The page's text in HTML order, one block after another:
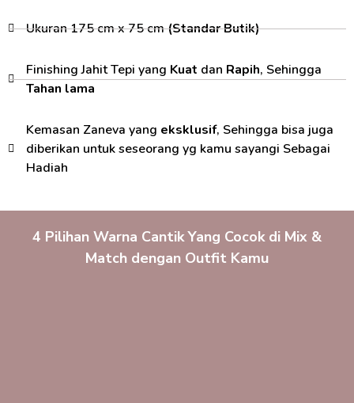
Ukuran 175 cm x 75 cm(Standar Butik)
Finishing Jahit Tepi yang Kuat dan Rapih, Sehingga
Tahan lama
Kemasan Zaneva yang eksklusif, Sehingga bisa juga
diberikan untuk seseorang yg kamu sayangi Sebagai
Hadiah
4 Pilihan Warna Cantik Yang Cocok di Mix &
Match dengan Outfit Kamu